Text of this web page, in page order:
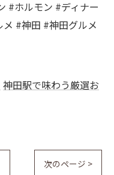
#ホルモン #ディナー
#神田 #神田グルメ
神田駅で味わう厳選お
次のページ >